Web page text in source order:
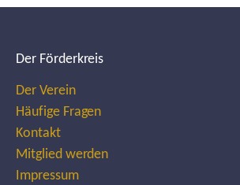
Der Förderkreis
Der Verein
Häufige Fragen
Kontakt
Mitglied werden
Impressum